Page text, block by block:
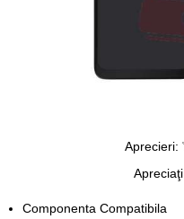
Aprecieri:
Apreciaţi
Componenta Compatibila